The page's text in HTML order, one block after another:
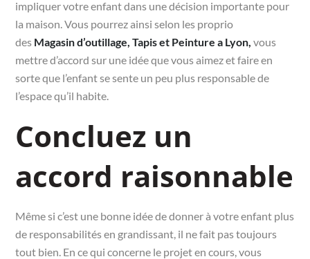
impliquer votre enfant dans une décision importante pour
la maison. Vous pourrez ainsi selon les proprio
des Magasin d’outillage, Tapis et Peinture a Lyon, vous
mettre d’accord sur une idée que vous aimez et faire en
sorte que l’enfant se sente un peu plus responsable de
l’espace qu’il habite.
Concluez un
accord raisonnable
Même si c’est une bonne idée de donner à votre enfant plus
de responsabilités en grandissant, il ne fait pas toujours
tout bien. En ce qui concerne le projet en cours, vous